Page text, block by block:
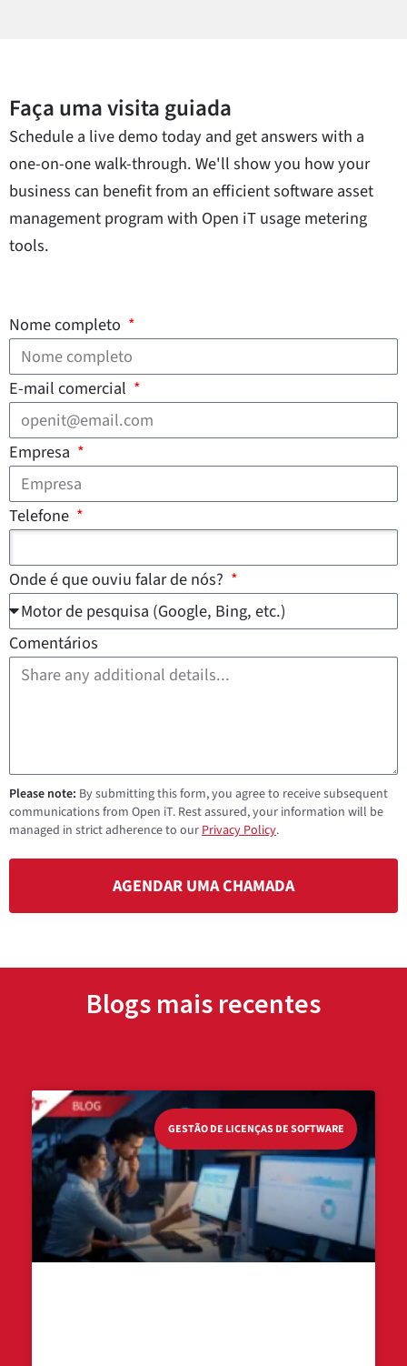
Faça uma visita guiada
Schedule a live demo today and get answers with a
one-on-one walk-through. We'll show you how your
business can benefit from an efficient software asset
management program with Open iT usage metering
tools.
Nome completo
E-mail comercial
Empresa
Telefone
Onde é que ouviu falar de nós?
Comentários
Please note: By submitting this form, you agree to receive subsequent
communications from Open iT. Rest assured, your information will be
managed in strict adherence to ourPrivacy Policy.
AGENDAR UMA CHAMADA
Blogs mais recentes
GESTÃO DE LICENÇAS DE SOFTWARE